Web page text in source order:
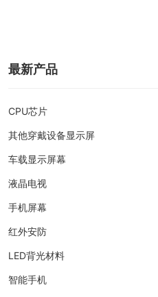
最新产品
CPU芯片
其他穿戴设备显示屏
车载显示屏幕
液晶电视
手机屏幕
红外安防
LED背光材料
智能手机